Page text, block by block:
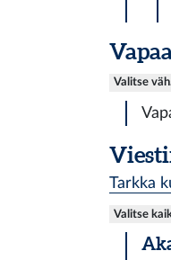
Valitse
Tarkka
Valitse